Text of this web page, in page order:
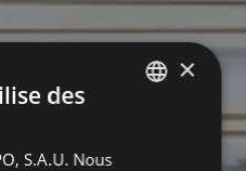
×
des
S.A.U. Nous